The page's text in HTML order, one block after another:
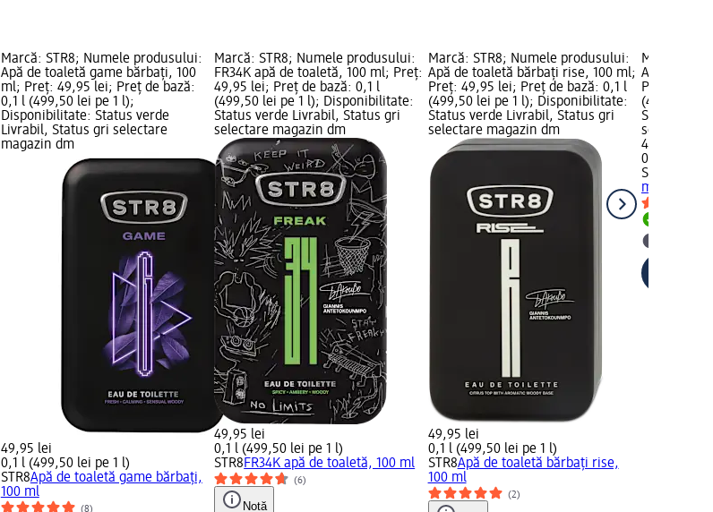
Marcă: STR8; Numele produsului:
Apă de toaletă game bărbați, 100
ml; Preț: 49,95 lei; Preț de bază:
0,1 l (499,50 lei pe 1 l);
Disponibilitate: Status verde
Livrabil, Status gri selectare
magazin dm
49,95 lei
0,1 l (499,50 lei pe 1 l)
STR8Apă de toaletă game bărbați,
100 ml
(8)
Marcă: STR8; Numele produsului:
FR34K apă de toaletă, 100 ml; Preț:
49,95 lei; Preț de bază: 0,1 l
(499,50 lei pe 1 l); Disponibilitate:
Status verde Livrabil, Status gri
selectare magazin dm
49,95 lei
0,1 l (499,50 lei pe 1 l)
STR8FR34K apă de toaletă, 100 ml
(6)
Notă
Marcă: STR8; Numele produsului:
Apă de toaletă bărbați rise, 100 ml;
Preț: 49,95 lei; Preț de bază: 0,1 l
(499,50 lei pe 1 l); Disponibilitate:
Status verde Livrabil, Status gri
selectare magazin dm
49,95 lei
0,1 l (499,50 lei pe 1 l)
STR8Apă de toaletă bărbați rise,
100 ml
(2)
Marcă:
Apă de
Preț: 49,95
(499,50 lei
Status
selectare
49,95 lei
0,1 l
STR8
ml